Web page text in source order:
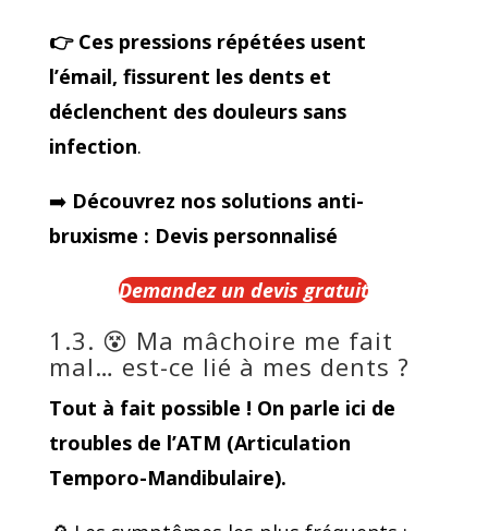
👉 Ces pressions répétées usent
l’émail, fissurent les dents et
déclenchent des douleurs sans
infection.
➡️ Découvrez nos solutions anti-
bruxisme : Devis personnalisé
Demandez un devis gratuit
1.3. 😵 Ma mâchoire me fait
mal… est-ce lié à mes dents ?
Tout à fait possible ! On parle ici de
troubles de l’ATM (Articulation
Temporo-Mandibulaire).